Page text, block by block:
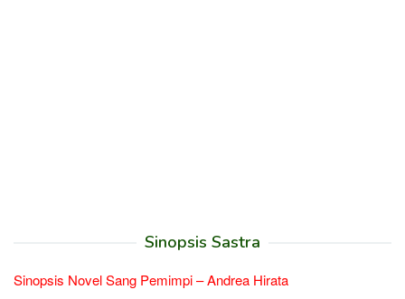
Sinopsis Sastra
Sinopsis Novel Sang Pemimpi – Andrea Hirata